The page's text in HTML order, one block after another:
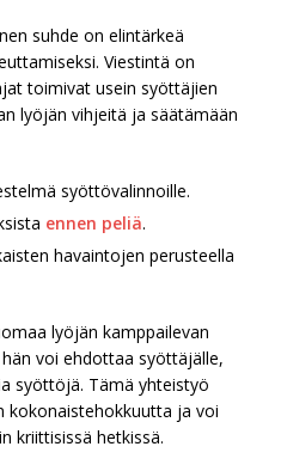
suhde on elintärkeä
Viestintä on
toimivat usein syöttäjien
lyöjän vihjeitä ja säätämään
syöttövalinnoille.
ennen peliä.
havaintojen perusteella
lyöjän kamppailevan
voi ehdottaa syöttäjälle,
syöttöjä. Tämä yhteistyö
kokonaistehokkuutta ja voi
kriittisissä hetkissä.